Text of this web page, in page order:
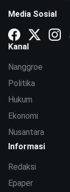
Media Sosial
Kanal
Nanggroe
Politika
Hukum
Ekonomi
Nusantara
Informasi
Redaksi
Epaper